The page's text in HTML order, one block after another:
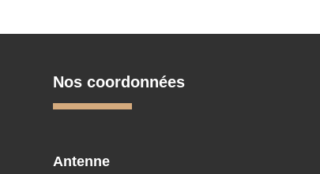
Nos coordonnées
Antenne